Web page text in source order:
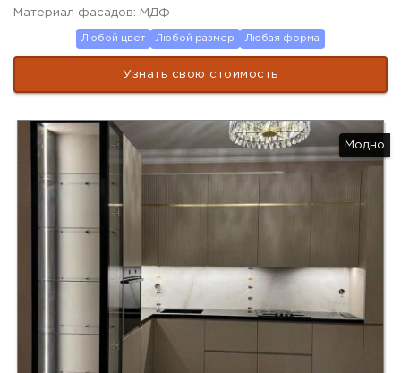
Материал фасадов: МДФ
Любой цвет Любой размер Любая форма
Узнать свою стоимость
Модно